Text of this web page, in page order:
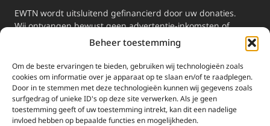
Beheer toestemming
Om de beste ervaringen te bieden, gebruiken wij technologieën zoals
cookies om informatie over je apparaat op te slaan en/of te raadplegen.
Door in te stemmen met deze technologieën kunnen wij gegevens zoals
surfgedrag of unieke ID's op deze site verwerken. Als je geen
toestemming geeft of uw toestemming intrekt, kan dit een nadelige
invloed hebben op bepaalde functies en mogelijkheden.
EWTN wordt uitsluitend gefinancierd door uw donaties.
Wij ontvangen bewust geen advertentie-inkomsten of
kerkelijke financiele ondersteuning.
2025 EWTN Lage Landen | Katholieke Media | © Stichting EWTN Lage
Landen |Cookies|Privacyverklaring